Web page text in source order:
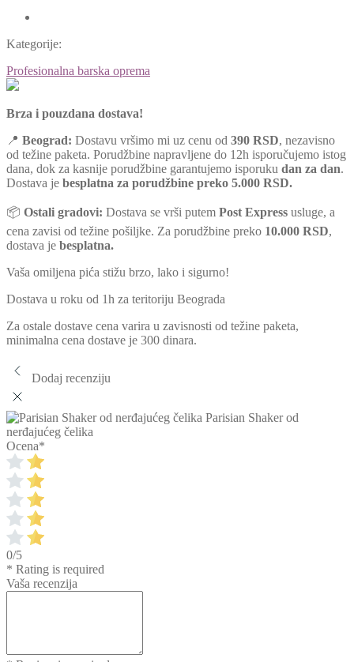
Kategorije:
Profesionalna barska oprema
Brza i pouzdana dostava!
📍 Beograd: Dostavu vršimo mi uz cenu od 390 RSD, nezavisno
od težine paketa. Porudžbine napravljene do 12h isporučujemo istog
dana, dok za kasnije porudžbine garantujemo isporuku dan za dan.
Dostava je besplatna za porudžbine preko 5.000 RSD.
📦 Ostali gradovi: Dostava se vrši putem Post Express usluge, a
cena zavisi od težine pošiljke. Za porudžbine preko 10.000 RSD,
dostava je besplatna.
Vaša omiljena pića stižu brzo, lako i sigurno!
Dostava u roku od 1h za teritoriju Beograda
Za ostale dostave cena varira u zavisnosti od težine paketa,
minimalna cena dostave je 300 dinara.
Dodaj recenziju
Parisian Shaker od
nerđajućeg čelika
Ocena*
0/5
* Rating is required
Vaša recenzija